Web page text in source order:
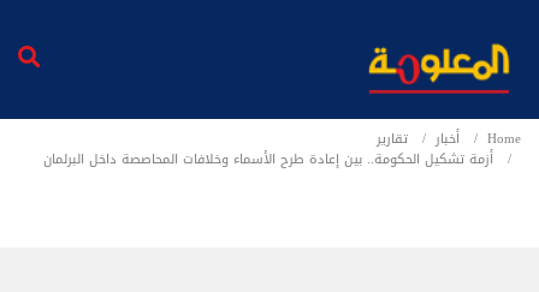
Home أخبار
تقارير
أزمة تشكيل الحكومة.. بين إعادة طرح الأسماء وخلافات المحاصصة داخل البرلمان